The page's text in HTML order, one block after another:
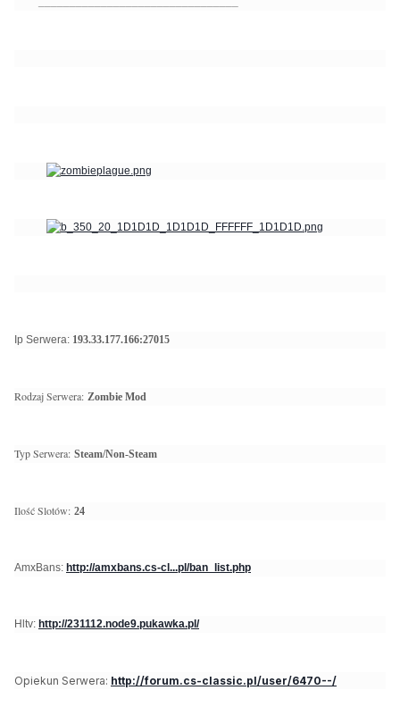
Ip Serwera: 193.33.177.166:27015
Rodzaj Serwera: Zombie Mod
Typ Serwera: Steam/Non-Steam
Ilość Slotów: 24
AmxBans: http://amxbans.cs-cl...pl/ban_list.php
Hltv: http://231112.node9.pukawka.pl/
Opiekun Serwera: http://forum.cs-classic.pl/user/6470--/